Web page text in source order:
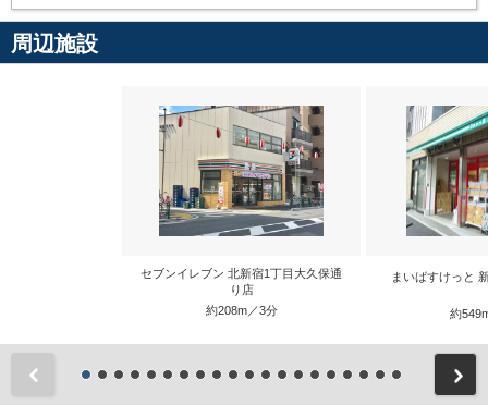
周辺施設
セブンイレブン 北新宿1丁目大久保通
り店
約208m／3分
まいばすけっと
約